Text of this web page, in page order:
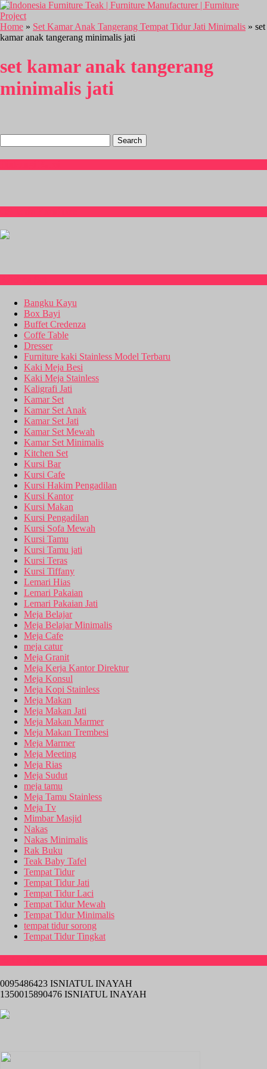
Home » Set Kamar Anak Tangerang Tempat Tidur Jati Minimalis » set
kamar anak tangerang minimalis jati
set kamar anak tangerang
minimalis jati
for:
Bangku Kayu
Box Bayi
Buffet Credenza
Coffe Table
Dresser
Furniture kaki Stainless Model Terbaru
Kaki Meja Besi
Kaki Meja Stainless
Kaligrafi Jati
Kamar Set
Kamar Set Anak
Kamar Set Jati
Kamar Set Mewah
Kamar Set Minimalis
Kitchen Set
Kursi Bar
Kursi Cafe
Kursi Hakim Pengadilan
Kursi Kantor
Kursi Makan
Kursi Pengadilan
Kursi Sofa Mewah
Kursi Tamu
Kursi Tamu jati
Kursi Teras
Kursi Tiffany
Lemari Hias
Lemari Pakaian
Lemari Pakaian Jati
Meja Belajar
Meja Belajar Minimalis
Meja Cafe
meja catur
Meja Granit
Meja Kerja Kantor Direktur
Meja Konsul
Meja Kopi Stainless
Meja Makan
Meja Makan Jati
Meja Makan Marmer
Meja Makan Trembesi
Meja Marmer
Meja Meeting
Meja Rias
Meja Sudut
meja tamu
Meja Tamu Stainless
Meja Tv
Mimbar Masjid
Nakas
Nakas Minimalis
Rak Buku
Teak Baby Tafel
Tempat Tidur
Tempat Tidur Jati
Tempat Tidur Laci
Tempat Tidur Mewah
Tempat Tidur Minimalis
tempat tidur sorong
Tempat Tidur Tingkat
0095486423 ISNIATUL INAYAH
1350015890476 ISNIATUL INAYAH